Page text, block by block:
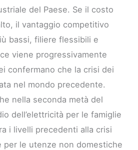
del Paese. Se il costo
il vantaggio competitivo
bassi, filiere flessibili e
viene progressivamente
confermano che la crisi dei
nel mondo precedente.
nella seconda metà del
dell’elettricità per le famiglie
i livelli precedenti alla crisi
per le utenze non domestiche